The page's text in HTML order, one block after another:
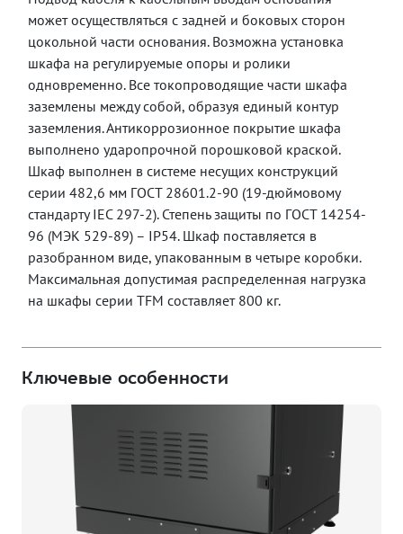
может осуществляться с задней и боковых сторон
цокольной части основания. Возможна установка
шкафа на регулируемые опоры и ролики
одновременно. Все токопроводящие части шкафа
заземлены между собой, образуя единый контур
заземления.Антикоррозионное покрытие шкафа
выполнено ударопрочной порошковой краской.
Шкаф выполнен в системе несущих конструкций
серии 482,6 мм ГОСТ 28601.2-90 (19-дюймовому
стандарту IEC 297-2). Степень защиты по ГОСТ 14254-
96 (МЭК 529-89) – IP54. Шкаф поставляется в
разобранном виде, упакованным в четыре коробки.
Максимальная допустимая распределенная нагрузка
на шкафы серии TFM составляет 800 кг.
Ключевые особенности